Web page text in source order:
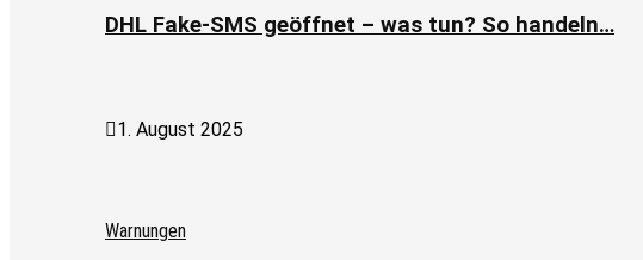
DHL Fake-SMS geöffnet – was tun? So handeln…
1. August 2025
Warnungen